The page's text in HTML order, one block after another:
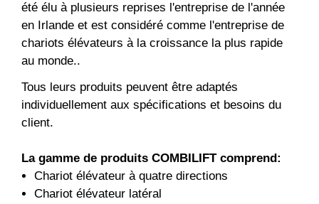
été élu à plusieurs reprises l'entreprise de l'année
en Irlande et est considéré comme l'entreprise de
chariots élévateurs à la croissance la plus rapide
au monde..
Tous leurs produits peuvent être adaptés
individuellement aux spécifications et besoins du
client.
La gamme de produits COMBILIFT comprend:
Chariot élévateur à quatre directions
Chariot élévateur latéral